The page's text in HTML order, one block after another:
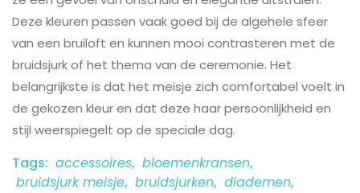
Deze kleuren passen vaak goed bij de algehele sfeer
van een bruiloft en kunnen mooi contrasteren met de
bruidsjurk of het thema van de ceremonie. Het
belangrijkste is dat het meisje zich comfortabel voelt in
de gekozen kleur en dat deze haar persoonlijkheid en
stijl weerspiegelt op de speciale dag.
Tags: accessoires, bloemenkransen,
bruidsjurk meisje, bruidsjurken, diademen,